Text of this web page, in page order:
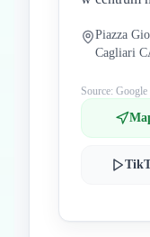
Piazza
Cagliari
Source: Google